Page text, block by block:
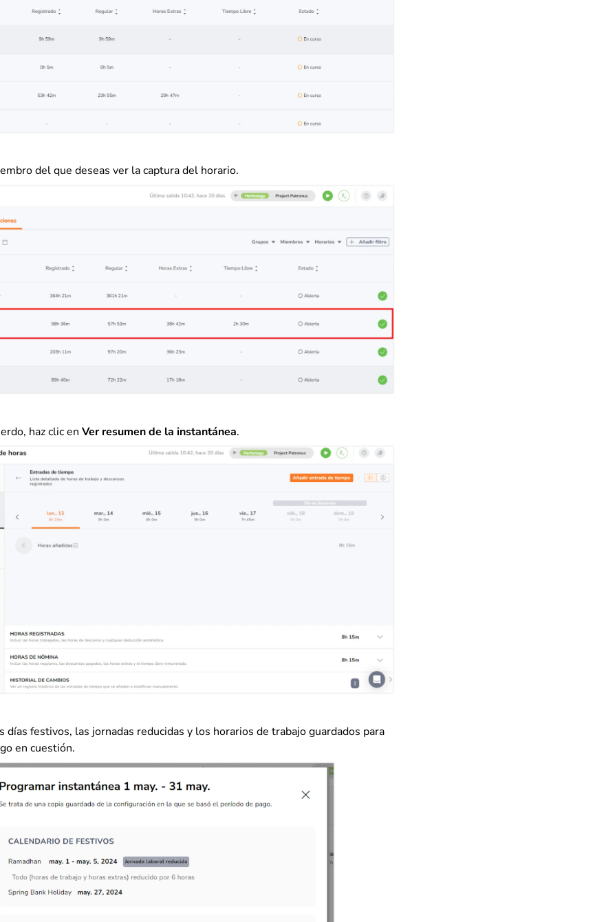
del que deseas ver la captura del horario.
haz clic en Ver resumen de la instantánea.
días festivos, las jornadas reducidas y los horarios de trabajo guardados para
en cuestión.